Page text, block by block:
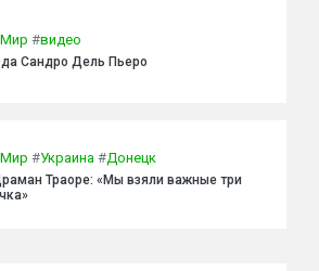
Мир #видео
Сандро Дель Пьеро
Мир #Украина #Донецк
Траоре: «Мы взяли важные три